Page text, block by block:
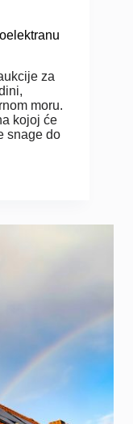
za
moru.
kojoj će
snage do